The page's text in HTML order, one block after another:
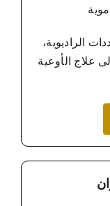
الراديوية،
علاج الأوعية